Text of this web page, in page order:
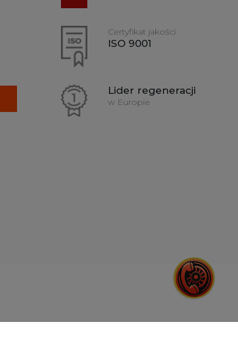
Certyfikat jakości
ISO 9001
Lider regeneracji
w Europie